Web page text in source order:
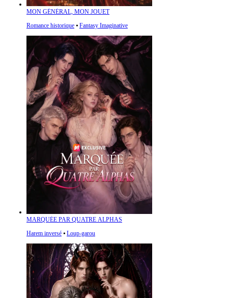
MON GÉNÉRAL, MON JOUET
Romance historique ⦁ Fantasy Imaginative
MARQUÉE PAR QUATRE ALPHAS
Harem inversé ⦁ Loup-garou